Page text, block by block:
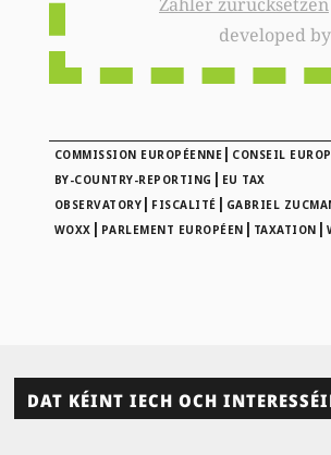
developed
COMMISSION EUROPÉENNE | CONSEIL
BY-COUNTRY-REPORTING | EU TAX
OBSERVATORY | FISCALITÉ | GABRIEL
WOXX | PARLEMENT EUROPÉEN | TAXATION |
DAT KÉINT IECH OCH